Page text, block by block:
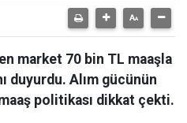
market 70 bin TL maaşla
duyurdu. Alım gücünün
politikası dikkat çekti.